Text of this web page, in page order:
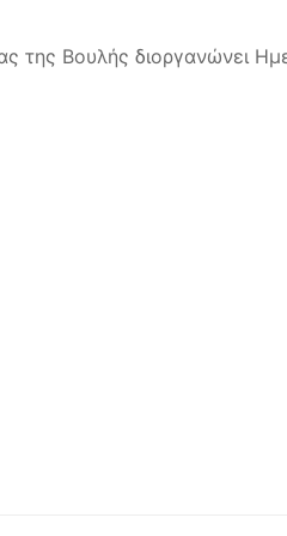
της Βουλής διοργανώνει